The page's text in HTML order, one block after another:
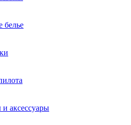
белье
аксессуары